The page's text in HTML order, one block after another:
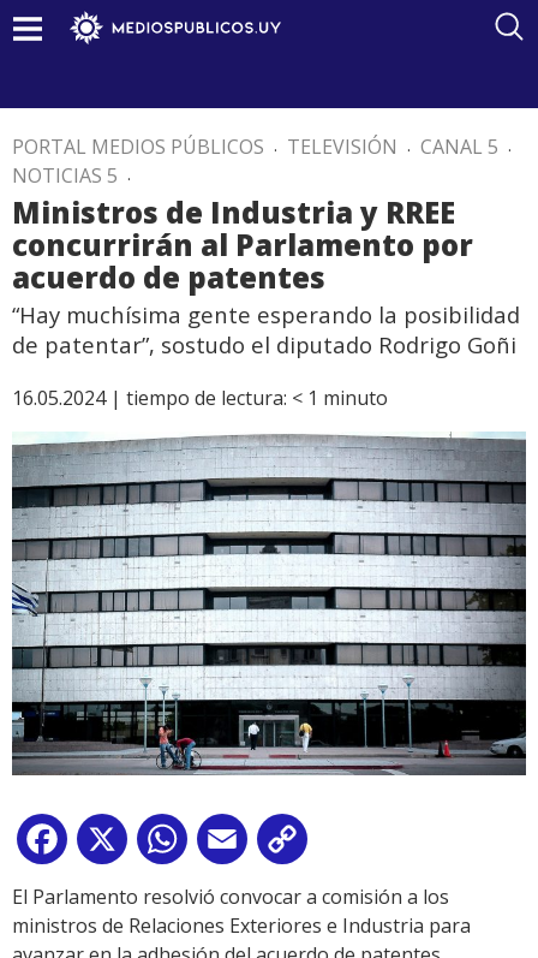
PORTAL MEDIOS PÚBLICOS . TELEVISIÓN . CANAL 5 .
NOTICIAS 5 .
Ministros de Industria y RREE
concurrirán al Parlamento por
acuerdo de patentes
“Hay muchísima gente esperando la posibilidad
de patentar”, sostudo el diputado Rodrigo Goñi
16.05.2024 | tiempo de lectura: < 1 minuto
Facebook
X WhatsApp
Email
Link
El Parlamento resolvió convocar a comisión a los
ministros de Relaciones Exteriores e Industria para